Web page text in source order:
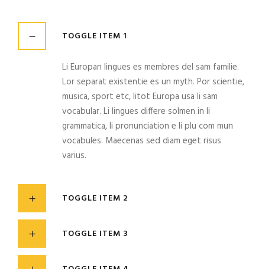
TOGGLE ITEM 1
Li Europan lingues es membres del sam familie.
Lor separat existentie es un myth. Por scientie,
musica, sport etc, litot Europa usa li sam
vocabular. Li lingues differe solmen in li
grammatica, li pronunciation e li plu com mun
vocabules. Maecenas sed diam eget risus
varius.
TOGGLE ITEM 2
TOGGLE ITEM 3